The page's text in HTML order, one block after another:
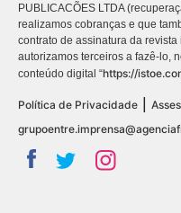
PUBLICACÕES LTDA
realizamos cobranças e que
contrato de assinatura da
autorizamos terceiros a fazê-lo,
conteúdo digital “https://
Política de Privacidade